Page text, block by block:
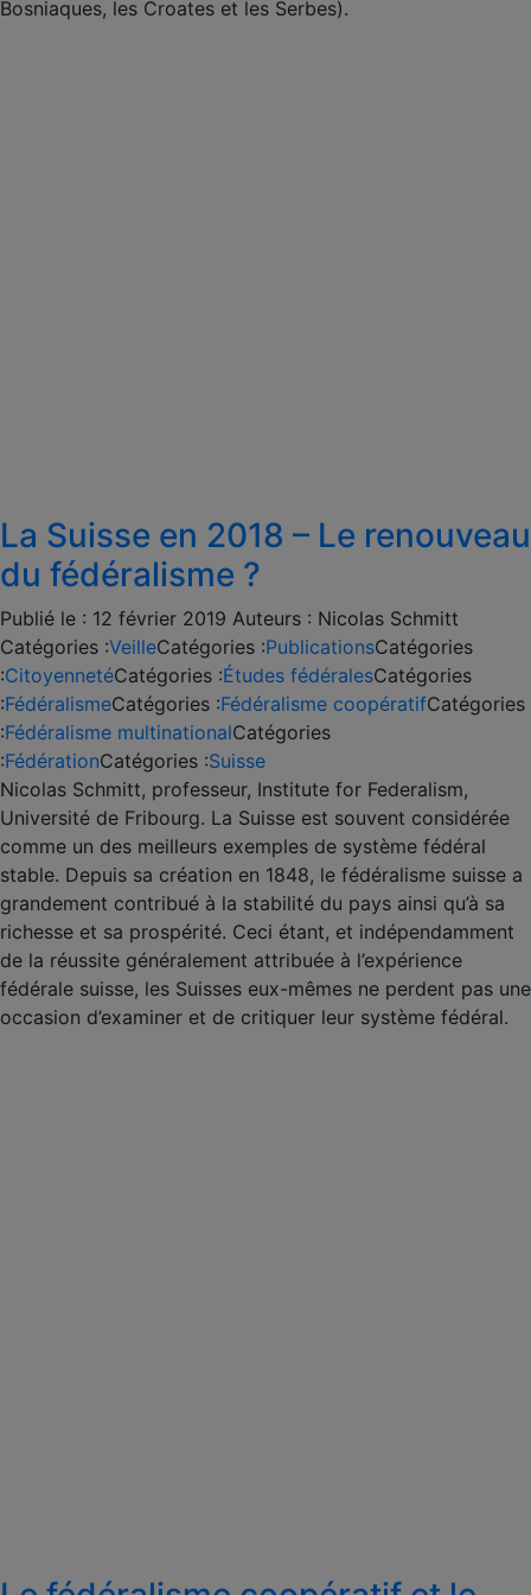
Bosniaques, les Croates et les Serbes).
La Suisse en 2018 – Le renouveau
du fédéralisme ?
Publié le : 12 février 2019 Auteurs : Nicolas Schmitt
Catégories :VeilleCatégories :PublicationsCatégories
:CitoyennetéCatégories :Études fédéralesCatégories
:FédéralismeCatégories :Fédéralisme coopératifCatégories
:Fédéralisme multinationalCatégories
:FédérationCatégories :Suisse
Nicolas Schmitt, professeur, Institute for Federalism,
Université de Fribourg. La Suisse est souvent considérée
comme un des meilleurs exemples de système fédéral
stable. Depuis sa création en 1848, le fédéralisme suisse a
grandement contribué à la stabilité du pays ainsi qu’à sa
richesse et sa prospérité. Ceci étant, et indépendamment
de la réussite généralement attribuée à l’expérience
fédérale suisse, les Suisses eux-mêmes ne perdent pas une
occasion d’examiner et de critiquer leur système fédéral.